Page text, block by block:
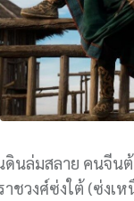
ดินล่มสลาย คนจี
ชวงศ์ซ่งใต้ (ซ่ง